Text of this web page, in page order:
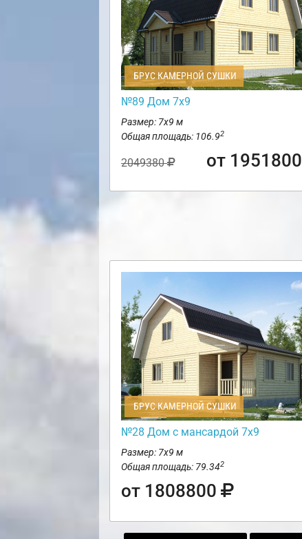
БРУС КАМЕРНОЙ СУШКИ
№89 Дом 7х9
Размер: 7х9 м
Общая площадь: 106.92
2049380 от 1951800
БРУС КАМЕРНОЙ СУШКИ
№28 Дом с мансардой 7х9
Размер: 7х9 м
Общая площадь: 79.342
от 1808800